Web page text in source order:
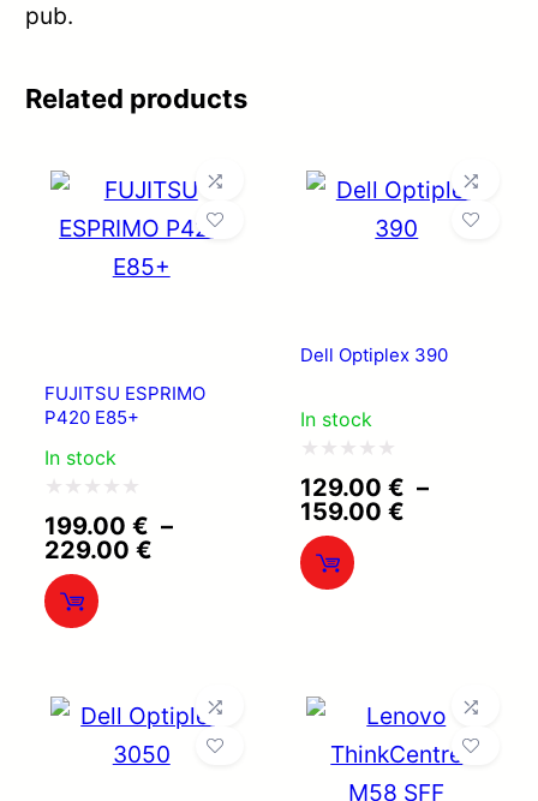
pub.
Related products
FUJITSU ESPRIMO
P420 E85+
In stock
Note
0
sur
5
199.00€ –
229.00€
Dell Optiplex 390
In stock
Note
0
sur
5
129.00 € –
159.00 €